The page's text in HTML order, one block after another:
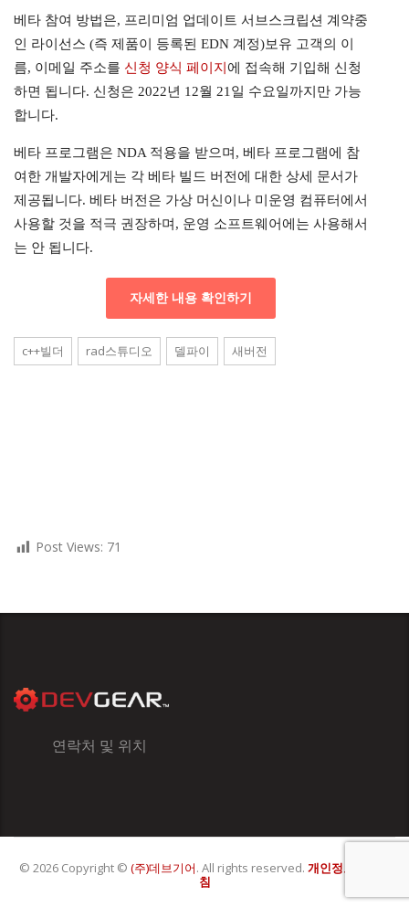
베타 참여 방법은, 프리미엄 업데이트 서브스크립션 계약중
인 라이선스 (즉 제품이 등록된 EDN 계정)보유 고객의 이
름, 이메일 주소를 신청 양식 페이지 에 접속해 기입해 신청
하면 됩니다. 신청은 2022년 12월 21일 수요일까지만 가능
합니다.
베타 프로그램은 NDA 적용을 받으며, 베타 프로그램에 참
여한 개발자에게는 각 베타 빌드 버전에 대한 상세 문서가
제공됩니다. 베타 버전은 가상 머신이나 미운영 컴퓨터에서
사용할 것을 적극 권장하며, 운영 소프트웨어에는 사용해서
는 안 됩니다.
자세한 내용 확인하기
c++빌더 rad스튜디오 델파이 새버전
Post Views: 71
연락처 및 위치
© 2026 Copyright © (주)데브기어. All rights reserved. 개인정보처리방
침